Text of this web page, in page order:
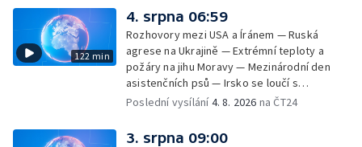
122 min
4. srpna 06:59
Rozhovory mezi USA a Íránem — Ruská
agrese na Ukrajině — Extrémní teploty a
požáry na jihu Moravy — Mezinárodní den
asistenčních psů — Irsko se loučí s
hudebníkem Glenem Hansardem
Poslední vysílání4. 8. 2026 na ČT24
3. srpna 09:00